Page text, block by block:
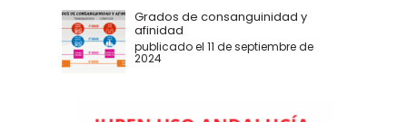
Grados de consanguinidad y
afinidad
publicado el 11 de septiembre de
2024